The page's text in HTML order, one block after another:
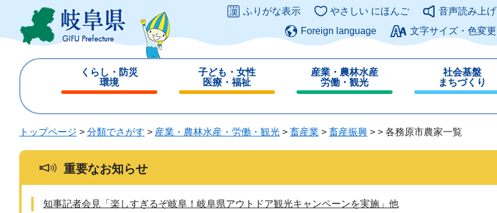
ジ
ュ
このページの本文へ
ふりがな表示 やさしい にほんご
音声読み上げ
Foreign language
文字サイズ・色変更
くらし・防災
環境
じ
子ども・女性
医療・福祉
じ
る
産業・農林水産
労働・観光
じ
る
社会基盤
まちづくり
じ
る
トップページ > 分類でさがす > 産業・農林水産・労働・観光 > 畜産業 > 畜産振興 > > 各務原市農家一覧
重要なお知らせ
知事記者会見「楽しすぎるぞ岐阜！岐阜県アウトドア観光キャンペーンを実施」他